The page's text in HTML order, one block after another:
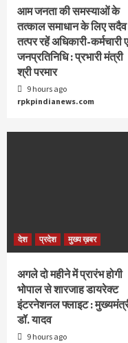
आम जनता की समस्याओं के
तत्काल समाधान के लिए सदैव
तत्पर रहें अधिकारी-कर्मचारी
जनप्रतिनिधि : प्रभारी मंत्री
श्री परमार
9 hours ago
rpkpindianews.com
देश प्रदेश मुख्य ख़बर
अगले दो महीने में प्रारंभ होगी
भोपाल से शारजाह डायरेक्ट
इंटरनेशनल फ्लाइट :
डॉ. यादव
9 hours ago